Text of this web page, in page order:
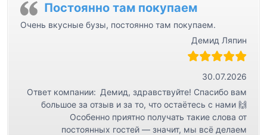
Постоянно там покупаем
Очень вкусные бузы, постоянно там покупаем.
Демид Ляпин
30.07.2026
Ответ компании: Демид, здравствуйте! Спасибо вам
большое за отзыв и за то, что остаётесь с нами 🙌
Особенно приятно получать такие слова от
постоянных гостей — значит, мы всё делаем